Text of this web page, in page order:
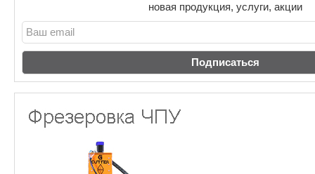
новая продукция, услуги, акции